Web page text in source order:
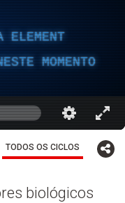
ELEMENT
MOMENTO
TODOS OS CICLOS
biológicos